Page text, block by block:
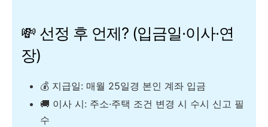
💸 선정 후 언제? (입금일·이사·연
장)
💰 지급일: 매월 25일경 본인 계좌 입금
🚚 이사 시: 주소·주택 조건 변경 시 수시 신고 필
수